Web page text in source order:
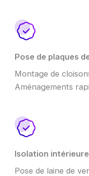
Pose de plaques
Montage de
Aménagements
Isolation
Pose de laine de